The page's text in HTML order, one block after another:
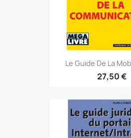
Le Guide De La
27,50 €